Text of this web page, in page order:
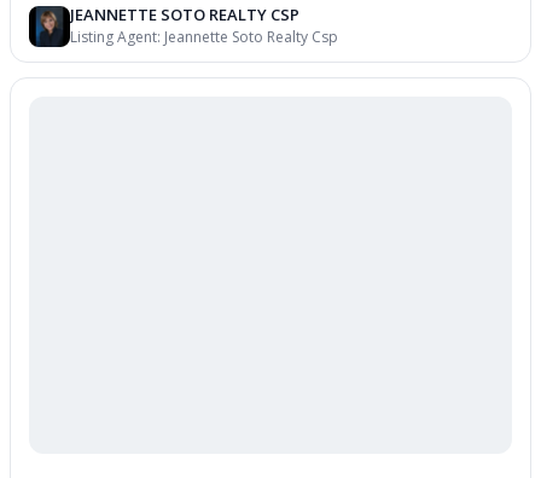
JEANNETTE SOTO REALTY CSP
Listing Agent: Jeannette Soto Realty Csp